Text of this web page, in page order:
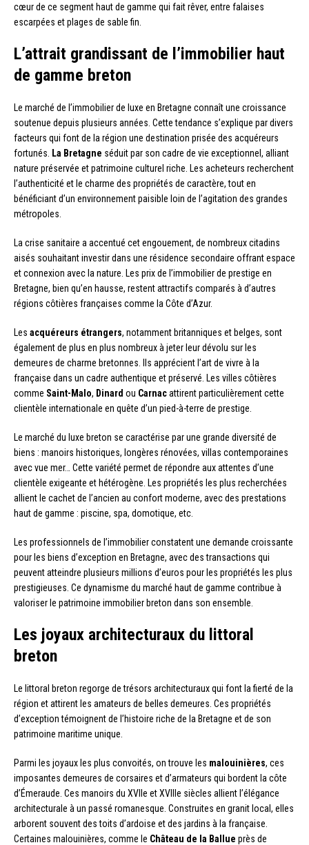
cœur de ce segment haut de gamme qui fait rêver, entre falaises
escarpées et plages de sable fin.
L’attrait grandissant de l’immobilier haut
de gamme breton
Le marché de l’immobilier de luxe en Bretagne connaît une croissance
soutenue depuis plusieurs années. Cette tendance s’explique par divers
facteurs qui font de la région une destination prisée des acquéreurs
fortunés.
La Bretagne séduit par son cadre de vie exceptionnel, alliant
nature préservée et patrimoine culturel riche. Les acheteurs recherchent
l’authenticité et le charme des propriétés de caractère, tout en
bénéficiant d’un environnement paisible loin de l’agitation des grandes
métropoles.
La crise sanitaire a accentué cet engouement, de nombreux citadins
aisés souhaitant investir dans une résidence secondaire offrant espace
et connexion avec la nature. Les prix de l’immobilier de prestige en
Bretagne, bien qu’en hausse, restent attractifs comparés à d’autres
régions côtières françaises comme la Côte d’Azur.
Les acquéreurs étrangers, notamment britanniques et belges, sont
également de plus en plus nombreux à jeter leur dévolu sur les
demeures de charme bretonnes. Ils apprécient l’art de vivre à la
française dans un cadre authentique et préservé. Les villes côtières
comme Saint-Malo, Dinard ou Carnacattirent particulièrement cette
clientèle internationale en quête d’un pied-à-terre de prestige.
Le marché du luxe breton se caractérise par une grande diversité de
biens : manoirs historiques, longères rénovées, villas contemporaines
avec vue mer… Cette variété permet de répondre aux attentes d’une
clientèle exigeante et hétérogène. Les propriétés les plus recherchées
allient le cachet de l’ancien au confort moderne, avec des prestations
haut de gamme : piscine, spa, domotique, etc.
Les professionnels de l’immobilier constatent une demande croissante
pour les biens d’exception en Bretagne, avec des transactions qui
peuvent atteindre plusieurs millions d’euros pour les propriétés les plus
prestigieuses. Ce dynamisme du marché haut de gamme contribue à
valoriser le patrimoine immobilier breton dans son ensemble.
Les joyaux architecturaux du littoral
breton
Le littoral breton regorge de trésors architecturaux qui font la fierté de la
région et attirent les amateurs de belles demeures. Ces propriétés
d’exception témoignent de l’histoire riche de la Bretagne et de son
patrimoine maritime unique.
Parmi les joyaux les plus convoités, on trouve les malouinières, ces
imposantes demeures de corsaires et d’armateurs qui bordent la côte
d’Émeraude. Ces manoirs du XVIIe et XVIIIe siècles allient l’élégance
architecturale à un passé romanesque. Construites en granit local, elles
arborent souvent des toits d’ardoise et des jardins à la française.
Certaines malouinières, comme le Château de la Ballue près de